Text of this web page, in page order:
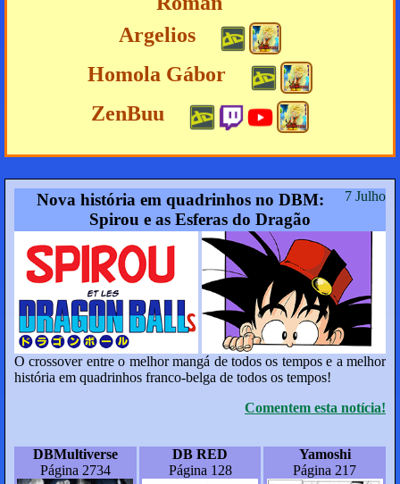
Argelios
Homola Gábor
ZenBuu
7 Julho
Nova história em quadrinhos no DBM:
Spirou e as Esferas do Dragão
O crossover entre o melhor mangá de todos os tempos e a melhor
história em quadrinhos franco-belga de todos os tempos!
Comentem esta notícia!
DBMultiverse
Página 2734
DB RED
Página 128
Yamoshi
Página 217